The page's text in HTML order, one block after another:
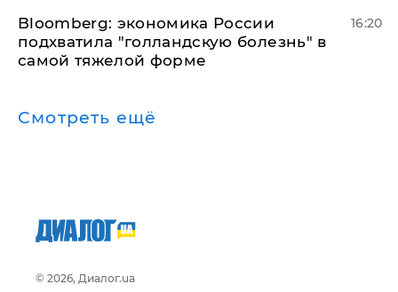
Bloomberg: экономика России
подхватила "голландскую болезнь" в
самой тяжелой форме
16:20
Смотреть ещё
© 2026, Диалог.ua